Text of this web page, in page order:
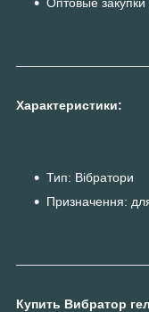
Характеристики:
Тип: Вібратори
Призначення:
Купить Вибратор